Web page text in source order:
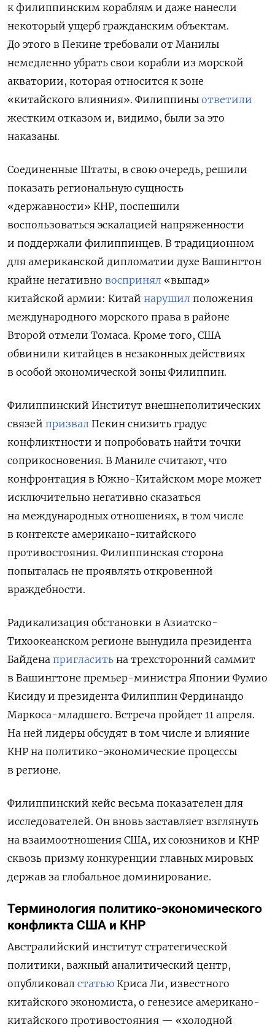
к филиппинским кораблям и даже нанесли
некоторый ущерб гражданским объектам.
До этого в Пекине требовали от Манилы
немедленно убрать свои корабли из морской
акватории, которая относится к зоне
«китайского влияния». Филиппины ответили
жестким отказом и, видимо, были за это
наказаны.
Соединенные Штаты, в свою очередь, решили
показать региональную сущность
«державности» КНР, поспешили
воспользоваться эскалацией напряженности
и поддержали филиппинцев. В традиционном
для американской дипломатии духе Вашингтон
крайне негативно воспринял «выпад»
китайской армии: Китай нарушил положения
международного морского права в районе
Второй отмели Томаса. Кроме того, США
обвинили китайцев в незаконных действиях
в особой экономической зоны Филиппин.
Филиппинский Институт внешнеполитических
связей призвал Пекин снизить градус
конфликтности и попробовать найти точки
соприкосновения. В Маниле считают, что
конфронтация в Южно-Китайском море может
исключительно негативно сказаться
на международных отношениях, в том числе
в контексте американо-китайского
противостояния. Филиппинская сторона
попыталась не проявлять откровенной
враждебности.
Радикализация обстановки в Азиатско-
Тихоокеанском регионе вынудила президента
Байдена пригласить на трехсторонний саммит
в Вашингтоне премьер-министра Японии Фумио
Кисиду и президента Филиппин Фердинандо
Маркоса-младшего. Встреча пройдет 11 апреля.
На ней лидеры обсудят в том числе и влияние
КНР на политико-экономические процессы
в регионе.
Филиппинский кейс весьма показателен для
исследователей. Он вновь заставляет взглянуть
на взаимоотношения США, их союзников и КНР
сквозь призму конкуренции главных мировых
держав за глобальное доминирование.
Терминология политико-экономического
конфликта США и КНР
Австралийский институт стратегической
политики, важный аналитический центр,
опубликовал статью Криса Ли, известного
китайского экономиста, о генезисе американо-
китайского противостояния — «холодной